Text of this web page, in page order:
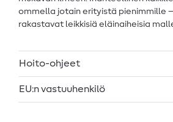
ommella jotain erityistä pienimmille
rakastavat leikkisiä eläinaiheisia
Hoito-ohjeet
EU:n vastuuhenkilö